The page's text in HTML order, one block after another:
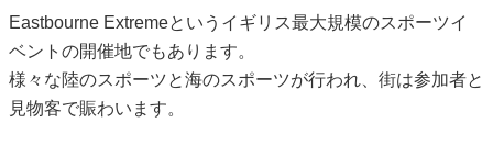
Eastbourne Extremeというイギリス最大規模のスポーツイ
ベントの開催地でもあります。
様々な陸のスポーツと海のスポーツが行われ、街は参加者と
見物客で賑わいます。